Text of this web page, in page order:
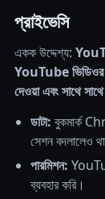
প্রাইভেসি
একক উদ্দেশ্য:
YouTube ভিডিওর
দেওয়া এবং সাথে
ডাটা: বুকমার্ক
সেশন বদলালেও
পারমিশন:
ব্যবহার করি।